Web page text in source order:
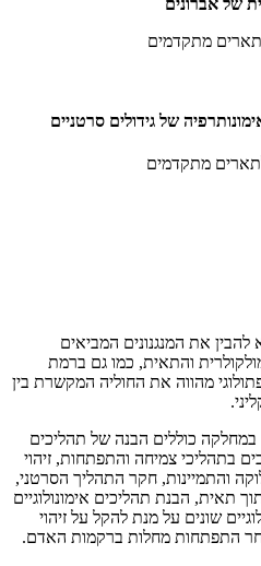
מתקדמים
של גידולים סרטניים
מתקדמים
את המנגנונים המביאים
והתאית, כמו גם ברמת
מהווה את החוליה המקשרת בין
כוללים הבנה של תהליכים
בתהליכי צמיחה והתפתחות, זיהוי
והתמיינות, חקר התהליך הסרטני,
תאית, הבנת תהליכים אימונולוגיים
שונים על מנת להקל על זיהוי
התפתחות מחלות ברקמות האדם.